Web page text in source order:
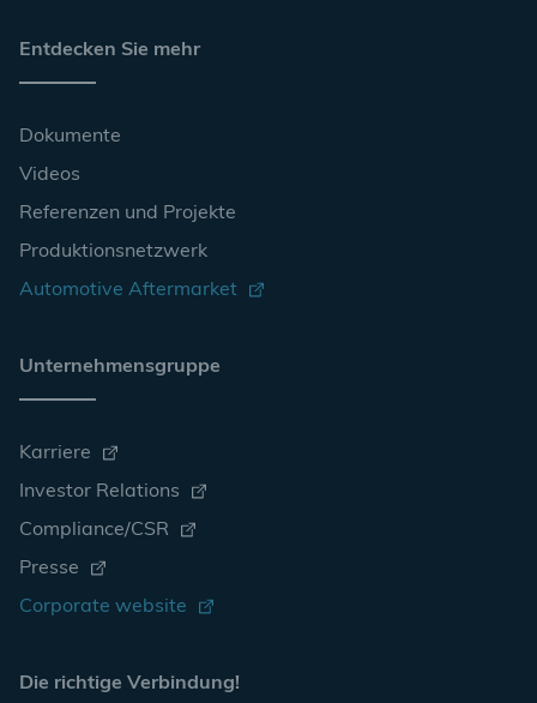
Entdecken Sie mehr
Dokumente
Videos
Referenzen und Projekte
Produktionsnetzwerk
Automotive Aftermarket
Unternehmensgruppe
Karriere
Investor Relations
Compliance/CSR
Presse
Corporate website
Die richtige Verbindung!